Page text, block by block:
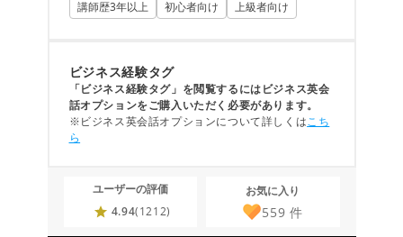
講師歴3年以上 初心者向け 上級者向け
ビジネス経験タグ
「ビジネス経験タグ」を閲覧するにはビジネス英会
話オプションをご購入いただく必要があります。
※ビジネス英会話オプションについて詳しくはこち
ら
ユーザーの評価
4.94(1212)
お気に入り
559 件